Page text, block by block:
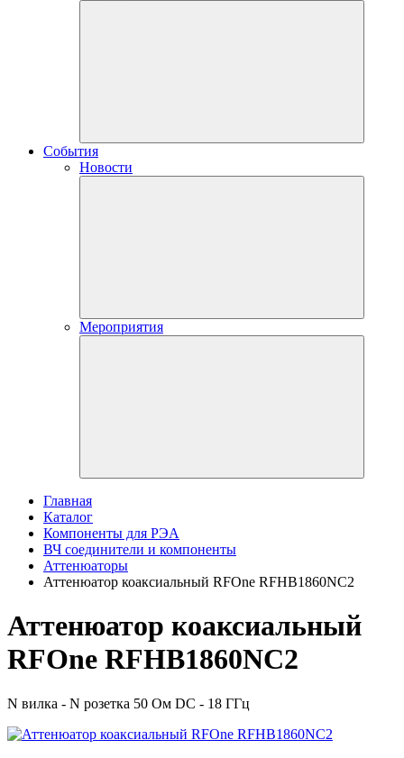
События
Новости
Мероприятия
Главная
Каталог
Компоненты для РЭА
ВЧ соединители и компоненты
Аттенюаторы
Аттенюатор коаксиальный RFOne RFHB1860NC2
Аттенюатор коаксиальный
RFOne RFHB1860NC2
N вилка - N розетка 50 Ом DC - 18 ГГц